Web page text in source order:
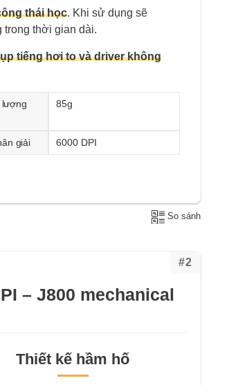
thái học. Khi sử dụng sẽ
trong thời gian dài.
tiếng hơi to và driver không
lượng 85g
giải 6000 DPI
So sánh
#2
– J800 mechanical
Thiết kế hầm hố